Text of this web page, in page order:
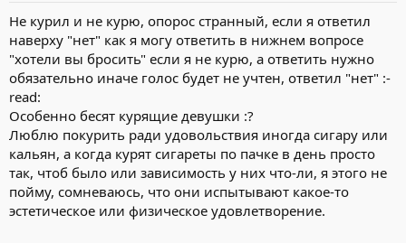
Не курил и не курю, опорос странный, если я ответил
наверху "нет" как я могу ответить в нижнем вопросе
"хотели вы бросить" если я не курю, а ответить нужно
обязательно иначе голос будет не учтен, ответил "нет" :-
read:
Особенно бесят курящие девушки :?
Люблю покурить ради удовольствия иногда сигару или
кальян, а когда курят сигареты по пачке в день просто
так, чтоб было или зависимость у них что-ли, я этого не
пойму, сомневаюсь, что они испытывают какое-то
эстетическое или физическое удовлетворение.